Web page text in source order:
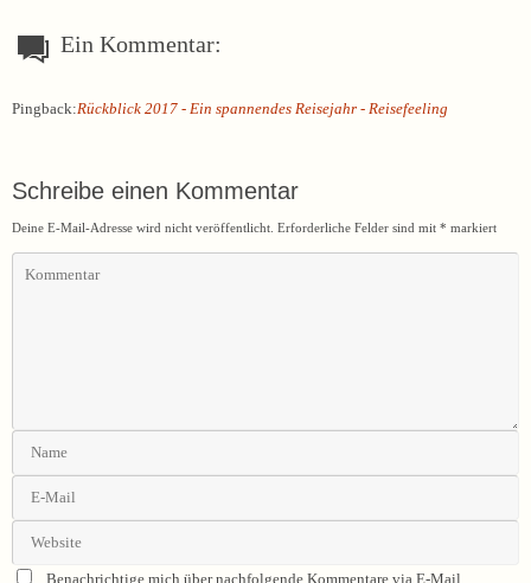
Ein Kommentar:
Pingback:Rückblick 2017 - Ein spannendes Reisejahr - Reisefeeling
Schreibe einen Kommentar
Deine E-Mail-Adresse wird nicht veröffentlicht. Erforderliche Felder sind mit * markiert